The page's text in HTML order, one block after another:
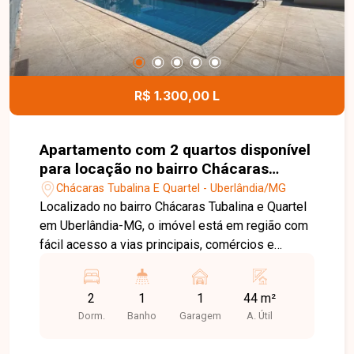
Entre em contato com a Delta Imóveis e agende
sua visita. Nossa equipe está pronta para
apresentar todos os detalhes deste excelente
apartamento e auxiliar você na realização de um
R$ 1.300,00 L
Apartamento com 2 quartos disponível
para locação no bairro Chácaras
Tubalina E Quartel em Uberlândia-MG
Chácaras Tubalina E Quartel - Uberlândia/MG
Localizado no bairro Chácaras Tubalina e Quartel
em Uberlândia-MG, o imóvel está em região com
fácil acesso a vias principais, comércios e
O apartamento é novo primeira locação no
segundo piso apenas um lance de escada,
composto por sala em 2 ambientes, cozinha, área
2
Dorm.
1
Banho
1
Garagem
44 m²
A. Útil